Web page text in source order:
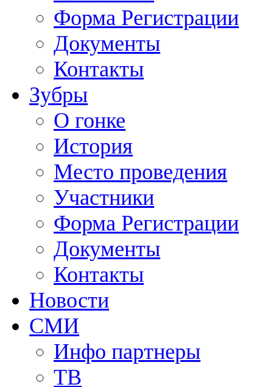
Форма Регистрации
Документы
Контакты
Зубры
О гонке
История
Место проведения
Участники
Форма Регистрации
Документы
Контакты
Новости
СМИ
Инфо партнеры
ТВ